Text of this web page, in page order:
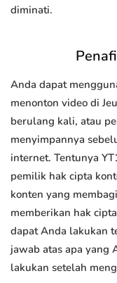
diminati.
Anda dapat
menonton video di
berulang kali, atau
menyimpannya
internet. Tentunya
pemilik hak cipta
konten yang
memberikan hak
dapat Anda lakukan
jawab atas apa yang
lakukan setelah